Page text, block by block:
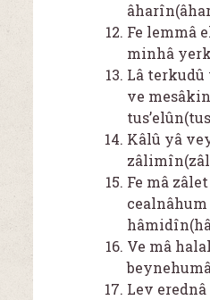
Fe lemmâ
minhâ
Lâ
ve
Kâlû yâ
Fe mâ
Ve mâ
Lev